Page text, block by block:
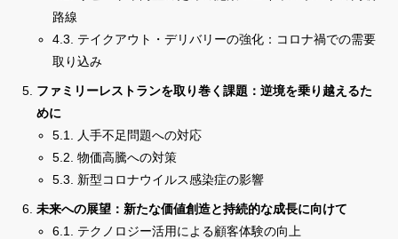
路線
4.3. テイクアウト・デリバリーの強化：コロナ禍での需要
取り込み
ファミリーレストランを取り巻く課題：逆境を乗り越えるた
めに
5.1. 人手不足問題への対応
5.2. 物価高騰への対策
5.3. 新型コロナウイルス感染症の影響
未来への展望：新たな価値創造と持続的な成長に向けて
6.1. テクノロジー活用による顧客体験の向上